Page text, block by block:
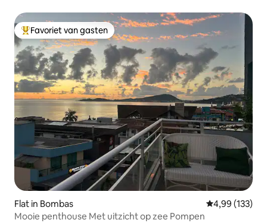
Topfavoriet van gasten
Favoriet van gasten
Flat in Bombas Gemiddelde
4,99 (133)
Mooie penthouse Met uitzicht op zee Pompen